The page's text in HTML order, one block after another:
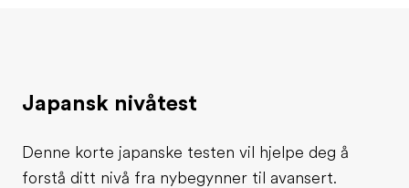
Japansk nivåtest
Denne korte japanske testen vil hjelpe deg å
forstå ditt nivå fra nybegynner til avansert.